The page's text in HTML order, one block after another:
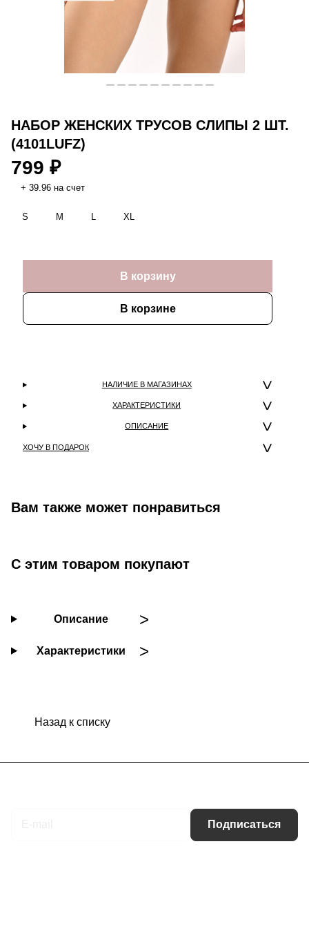
НАБОР ЖЕНСКИХ ТРУСОВ СЛИПЫ 2 ШТ.
(4101LUFZ)
799 ₽
+ 39.96 на счет
S M L XL
В корзину
В корзине
НАЛИЧИЕ В МАГАЗИНАХ
ХАРАКТЕРИСТИКИ
ОПИСАНИЕ
ХОЧУ В ПОДАРОК
Вам также может понравиться
С этим товаром покупают
Описание
Характеристики
Назад к списку
Подписаться